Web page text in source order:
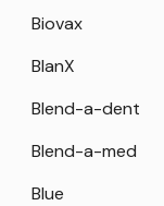
Biovax
BlanX
Blend-a-dent
Blend-a-med
Blue